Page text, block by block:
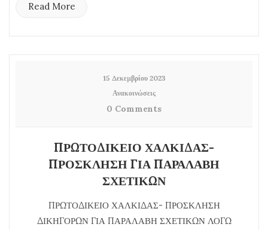
Read More
15 Δεκεμβρίου 2023
Ανακοινώσεις
0 Comments
ΠΡΩΤΟΔΙΚΕΙΟ ΧΑΛΚΙΔΑΣ-
ΠΡΟΣΚΛΗΣΗ ΓΙΑ ΠΑΡΑΛΑΒΗ
ΣΧΕΤΙΚΩΝ
ΠΡΩΤΟΔΙΚΕΙΟ ΧΑΛΚΙΔΑΣ- ΠΡΟΣΚΛΗΣΗ
ΔΙΚΗΓΟΡΩΝ ΓΙΑ ΠΑΡΑΛΑΒΗ ΣΧΕΤΙΚΩΝ ΛΟΓΩ